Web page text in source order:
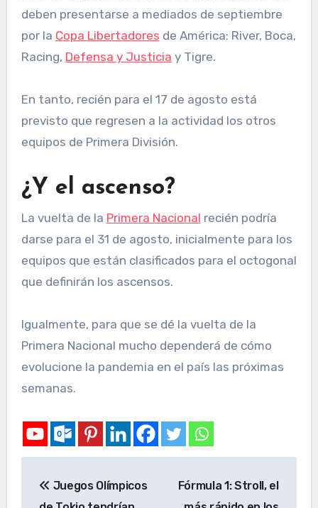
deben presentarse a mediados de septiembre
por la Copa Libertadores de América: River, Boca,
Racing, Defensa y Justicia y Tigre.
En tanto, recién para el 17 de agosto está
previsto que regresen a la actividad los otros
equipos de Primera División.
¿Y el ascenso?
La vuelta de la Primera Nacional recién podría
darse para el 31 de agosto, inicialmente para los
equipos que están clasificados para el octogonal
que definirán los ascensos.
Igualmente, para que se dé la vuelta de la
Primera Nacional mucho dependerá de cómo
evolucione la pandemia en el país las próximas
semanas.
Juegos Olímpicos
Fórmula 1: Stroll, el